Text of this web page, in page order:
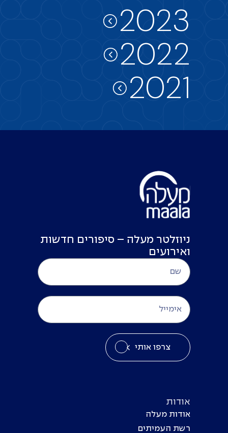
2023
2022
2021
ניוזלטר מעלה – סיפורים חדשות
ואירועים
צרפו אותי
אודות
אודות מעלה
רשת העמיתים